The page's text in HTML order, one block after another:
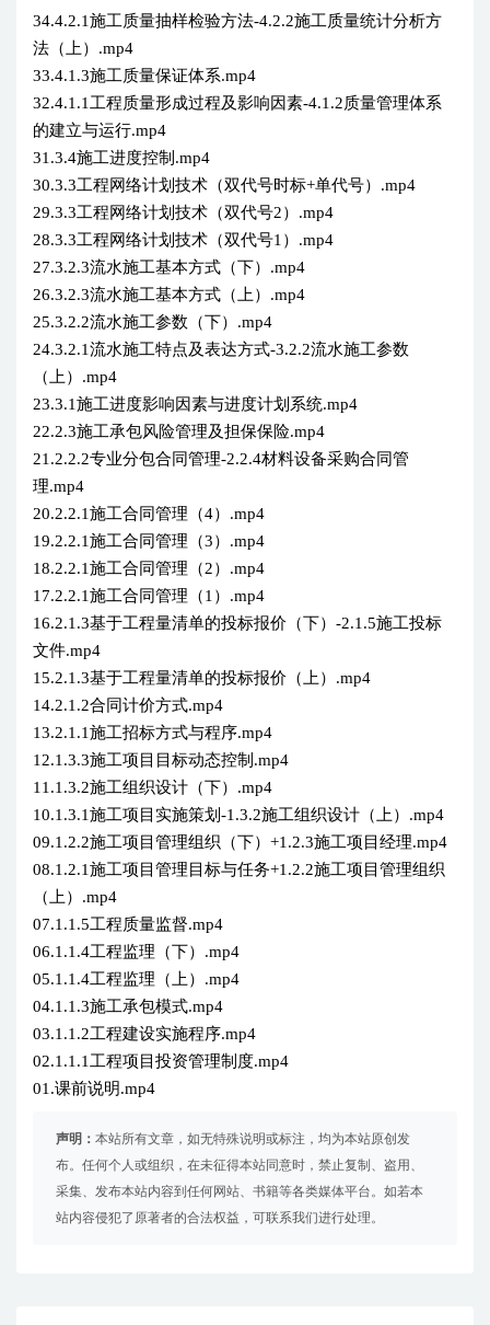
34.4.2.1施工质量抽样检验方法-4.2.2施工质量统计分析方
法（上）.mp4
33.4.1.3施工质量保证体系.mp4
32.4.1.1工程质量形成过程及影响因素-4.1.2质量管理体系
的建立与运行.mp4
31.3.4施工进度控制.mp4
30.3.3工程网络计划技术（双代号时标+单代号）.mp4
29.3.3工程网络计划技术（双代号2）.mp4
28.3.3工程网络计划技术（双代号1）.mp4
27.3.2.3流水施工基本方式（下）.mp4
26.3.2.3流水施工基本方式（上）.mp4
25.3.2.2流水施工参数（下）.mp4
24.3.2.1流水施工特点及表达方式-3.2.2流水施工参数
（上）.mp4
23.3.1施工进度影响因素与进度计划系统.mp4
22.2.3施工承包风险管理及担保保险.mp4
21.2.2.2专业分包合同管理-2.2.4材料设备采购合同管
理.mp4
20.2.2.1施工合同管理（4）.mp4
19.2.2.1施工合同管理（3）.mp4
18.2.2.1施工合同管理（2）.mp4
17.2.2.1施工合同管理（1）.mp4
16.2.1.3基于工程量清单的投标报价（下）-2.1.5施工投标
文件.mp4
15.2.1.3基于工程量清单的投标报价（上）.mp4
14.2.1.2合同计价方式.mp4
13.2.1.1施工招标方式与程序.mp4
12.1.3.3施工项目目标动态控制.mp4
11.1.3.2施工组织设计（下）.mp4
10.1.3.1施工项目实施策划-1.3.2施工组织设计（上）.mp4
09.1.2.2施工项目管理组织（下）+1.2.3施工项目经理.mp4
08.1.2.1施工项目管理目标与任务+1.2.2施工项目管理组织
（上）.mp4
07.1.1.5工程质量监督.mp4
06.1.1.4工程监理（下）.mp4
05.1.1.4工程监理（上）.mp4
04.1.1.3施工承包模式.mp4
03.1.1.2工程建设实施程序.mp4
02.1.1.1工程项目投资管理制度.mp4
01.课前说明.mp4
声明： 本站所有文章，如无特殊说明或标注，均为本站原创发
布。任何个人或组织，在未征得本站同意时，禁止复制、盗用、
采集、发布本站内容到任何网站、书籍等各类媒体平台。如若本
站内容侵犯了原著者的合法权益，可联系我们进行处理。